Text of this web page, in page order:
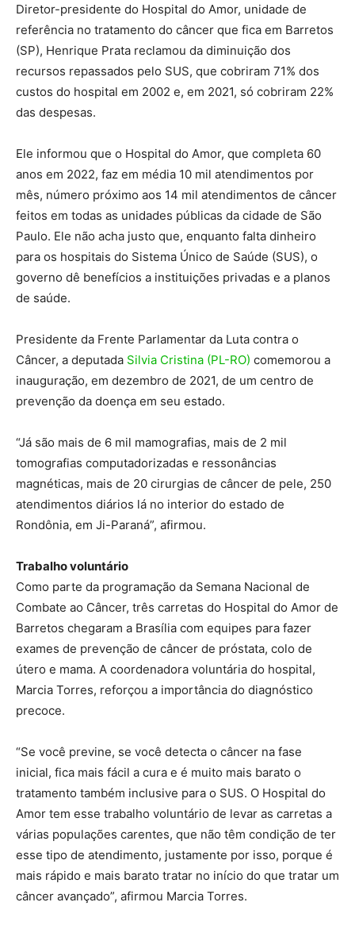
Diretor-presidente do Hospital do Amor, unidade de
referência no tratamento do câncer que fica em Barretos
(SP), Henrique Prata reclamou da diminuição dos
recursos repassados pelo SUS, que cobriram 71% dos
custos do hospital em 2002 e, em 2021, só cobriram 22%
das despesas.
Ele informou que o Hospital do Amor, que completa 60
anos em 2022, faz em média 10 mil atendimentos por
mês, número próximo aos 14 mil atendimentos de câncer
feitos em todas as unidades públicas da cidade de São
Paulo. Ele não acha justo que, enquanto falta dinheiro
para os hospitais do Sistema Único de Saúde (SUS), o
governo dê benefícios a instituições privadas e a planos
de saúde.
Presidente da Frente Parlamentar da Luta contra o
Câncer, a deputada Silvia Cristina (PL-RO) comemorou a
inauguração, em dezembro de 2021, de um centro de
prevenção da doença em seu estado.
“Já são mais de 6 mil mamografias, mais de 2 mil
tomografias computadorizadas e ressonâncias
magnéticas, mais de 20 cirurgias de câncer de pele, 250
atendimentos diários lá no interior do estado de
Rondônia, em Ji-Paraná”, afirmou.
Trabalho voluntário
Como parte da programação da Semana Nacional de
Combate ao Câncer, três carretas do Hospital do Amor de
Barretos chegaram a Brasília com equipes para fazer
exames de prevenção de câncer de próstata, colo de
útero e mama. A coordenadora voluntária do hospital,
Marcia Torres, reforçou a importância do diagnóstico
precoce.
“Se você previne, se você detecta o câncer na fase
inicial, fica mais fácil a cura e é muito mais barato o
tratamento também inclusive para o SUS. O Hospital do
Amor tem esse trabalho voluntário de levar as carretas a
várias populações carentes, que não têm condição de ter
esse tipo de atendimento, justamente por isso, porque é
mais rápido e mais barato tratar no início do que tratar um
câncer avançado”, afirmou Marcia Torres.